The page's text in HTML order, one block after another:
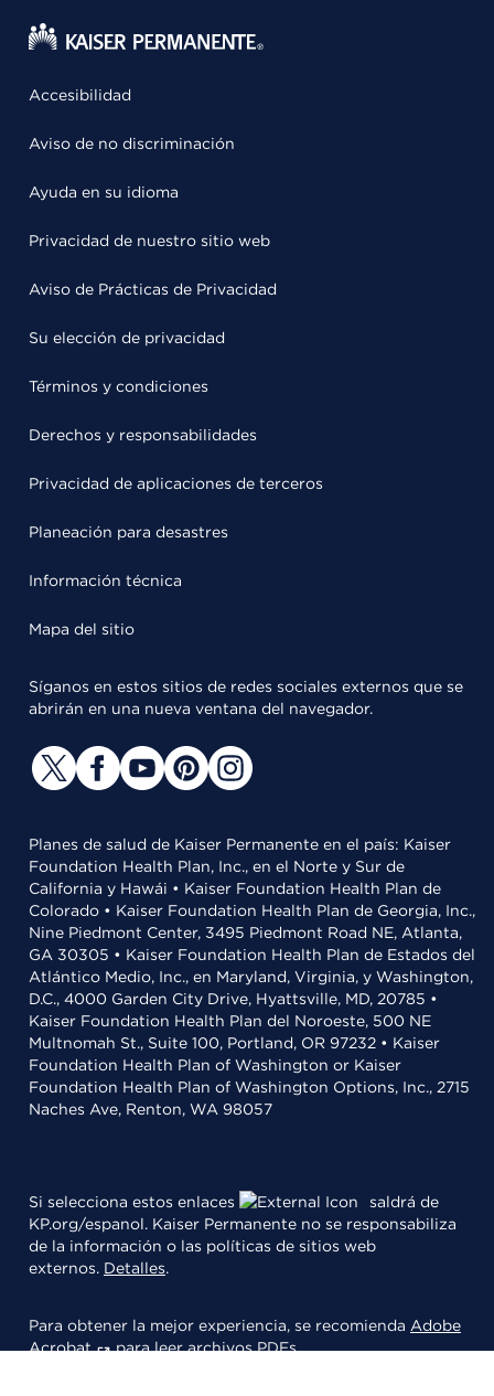
Accesibilidad
Aviso de no discriminación
Ayuda en su idioma
Privacidad de nuestro sitio web
Aviso de Prácticas de Privacidad
Su elección de privacidad
Términos y condiciones
Derechos y responsabilidades
Privacidad de aplicaciones de terceros
Planeación para desastres
Información técnica
Mapa del sitio
Síganos en estos sitios de redes sociales externos que se
abrirán en una nueva ventana del navegador.
Planes de salud de Kaiser Permanente en el país: Kaiser
Foundation Health Plan, Inc., en el Norte y Sur de
California y Hawái • Kaiser Foundation Health Plan de
Colorado • Kaiser Foundation Health Plan de Georgia, Inc.,
Nine Piedmont Center, 3495 Piedmont Road NE, Atlanta,
GA 30305 • Kaiser Foundation Health Plan de Estados del
Atlántico Medio, Inc., en Maryland, Virginia, y Washington,
D.C., 4000 Garden City Drive, Hyattsville, MD, 20785 •
Kaiser Foundation Health Plan del Noroeste, 500 NE
Multnomah St., Suite 100, Portland, OR 97232 • Kaiser
Foundation Health Plan of Washington or Kaiser
Foundation Health Plan of Washington Options, Inc., 2715
Naches Ave, Renton, WA 98057
Si selecciona estos enlaces
saldrá de
KP.org/espanol. Kaiser Permanente no se responsabiliza
de la información o las políticas de sitios web
externos. Detalles.
Para obtener la mejor experiencia, se recomienda Adobe
Acrobat
para leer archivos PDFs.